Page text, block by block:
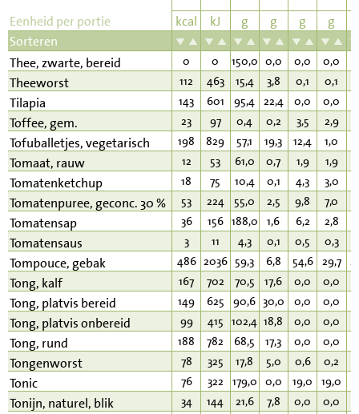
Eenheid per portie kcal kJ g g g g
Sorteren
Thee, zwarte, bereid
0 0 150,0 0,0 0,0 0,0
Theeworst 112 463 15,4 3,8 0,1 0,1
Tilapia 143 601 95,4 22,4 0,0 0,0
Toffee, gem. 23 97 0,4 0,2 3,5 2,9
Tofuballetjes, vegetarisch 198 829 57,1 19,3 12,4 1,0
Tomaat, rauw 12 53 61,0 0,7 1,9 1,9
Tomatenketchup 18 75 10,4 0,1 4,3 3,0
Tomatenpuree, geconc. 30 % 53 224 55,0 2,5 9,8 7,0
Tomatensap 36 156 188,0 1,6 6,2 2,8
Tomatensaus 3 11 4,3 0,1 0,5 0,3
Tompouce, gebak 486 2036 59,3 6,8 54,6 29,7
Tong, kalf 167 702 70,5 17,6 0,0 0,0
Tong, platvis bereid 149 625 90,6 30,0 0,0 0,0
Tong, platvis onbereid 99 415 102,4 18,8 0,0 0,0
Tong, rund 188 782 68,5 17,3 0,0 0,0
Tongenworst 78 325 17,8 5,0 0,6 0,2
Tonic 76 322 179,0 0,0 19,0 19,0
Tonijn, naturel, blik 34 144 21,6 7,8 0,0 0,0